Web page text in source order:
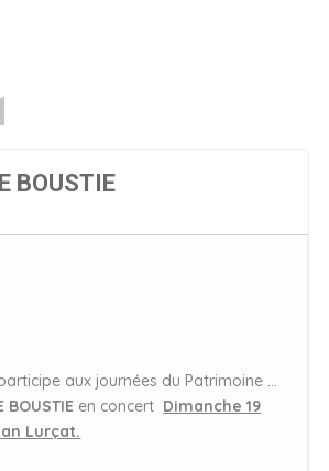
BOUSTIE
aux journées du Patrimoine …
BOUSTIE en concert Dimanche 19
Lurçat.